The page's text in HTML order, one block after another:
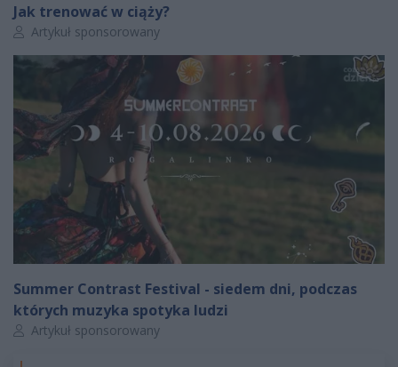
Jak trenować w ciąży?
Autor artykułu:
Artykuł sponsorowany
Summer Contrast Festival - siedem dni, podczas
których muzyka spotyka ludzi
Autor artykułu:
Artykuł sponsorowany